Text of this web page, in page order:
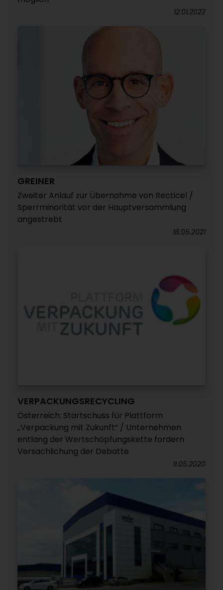
12.01.2022
GREINER
Zweiter Anlauf zur Übernahme von Recticel /
Sperrminorität vor der Hauptversammlung
angestrebt
18.05.2021
VERPACKUNGSRECYCLING
Österreich: Startschuss für Plattform
„Verpackung mit Zukunft“ / Unternehmen
entlang der Wertschöpfungskette fordern
Versachlichung der Debatte
11.05.2020